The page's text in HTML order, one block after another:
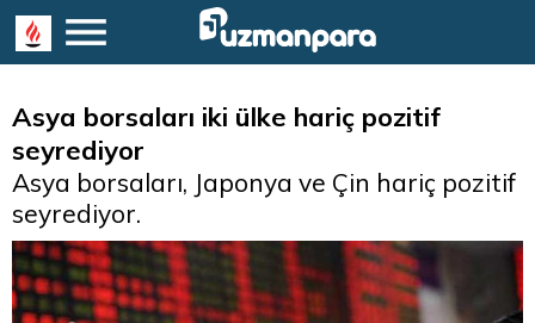
Asya borsaları iki ülke hariç pozitif
seyrediyor
Asya borsaları, Japonya ve Çin hariç pozitif
seyrediyor.